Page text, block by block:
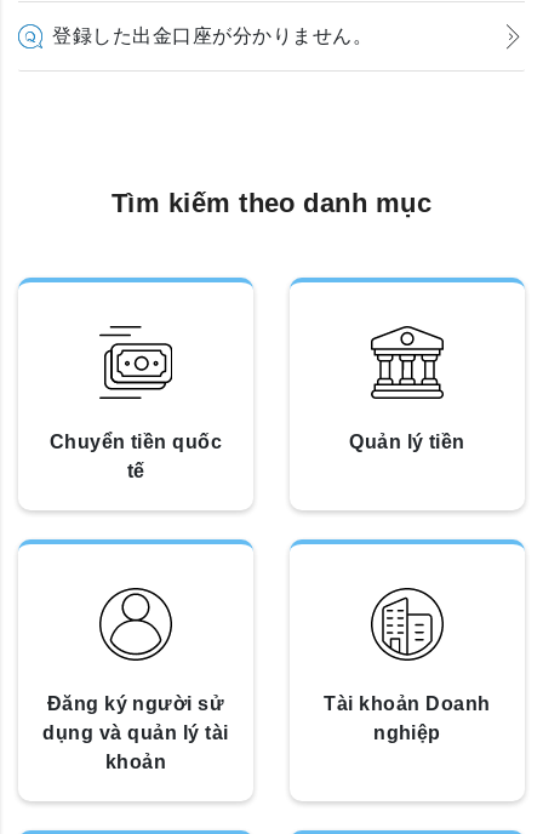
登録した出金口座が分かりません。
Tìm kiếm theo danh mục
Chuyển tiền quốc
tế
Quản lý tiền
Đăng ký người sử
dụng và quản lý tài
khoản
Tài khoản Doanh
nghiệp